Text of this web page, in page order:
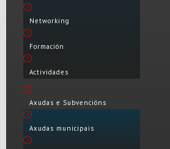
Networking
Formación
Actividades
Axudas e Subvencións
Axudas municipais